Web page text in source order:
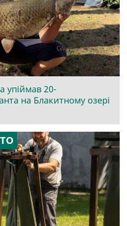
упіймав 20-
на Блакитному озері